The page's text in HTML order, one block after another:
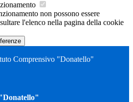
non possono essere
l'elenco nella pagina della cookie
Comprensivo "Donatello"